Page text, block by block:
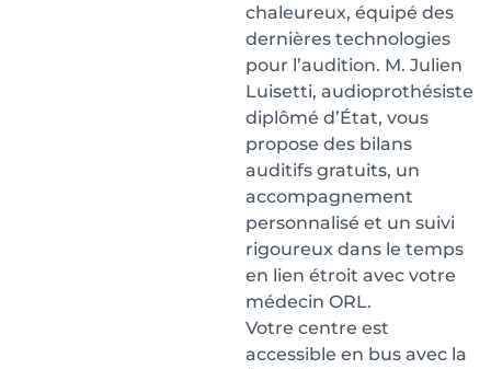
chaleureux, équipé des
dernières technologies
pour l’audition. M. Julien
Luisetti, audioprothésiste
diplômé d’État, vous
propose des bilans
auditifs gratuits, un
accompagnement
personnalisé et un suivi
rigoureux dans le temps
en lien étroit avec votre
médecin ORL.
Votre centre est
accessible en bus avec la